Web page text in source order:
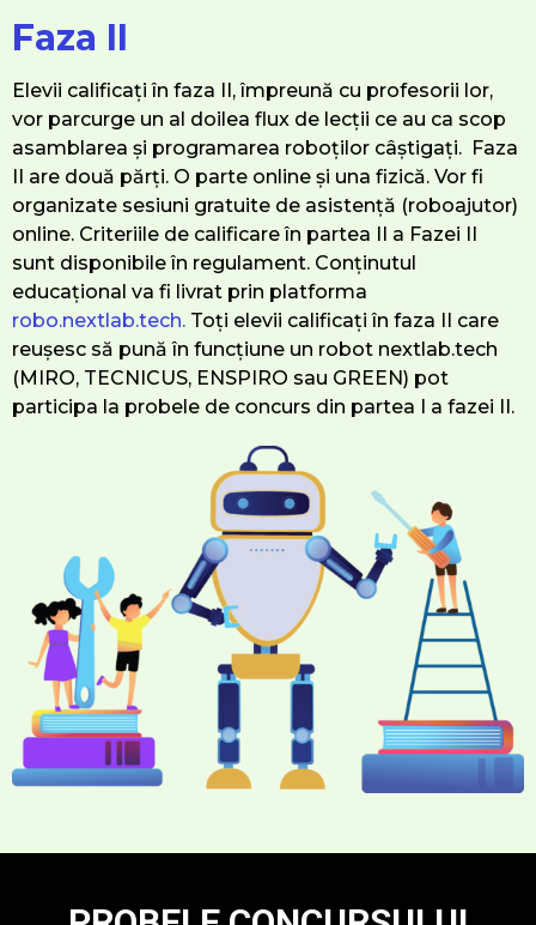
Faza II
Elevii calificați în faza II, împreună cu profesorii lor,
vor parcurge un al doilea flux de lecții ce au ca scop
asamblarea și programarea roboților câștigați. Faza
II are două părți. O parte online și una fizică. Vor fi
organizate sesiuni gratuite de asistență (roboajutor)
online. Criteriile de calificare în partea II a Fazei II
sunt disponibile în regulament. Conținutul
educațional va fi livrat prin platforma
robo.nextlab.tech. Toți elevii calificați în faza II care
reușesc să pună în funcțiune un robot nextlab.tech
(MIRO, TECNICUS, ENSPIRO sau GREEN) pot
participa la probele de concurs din partea I a fazei II.